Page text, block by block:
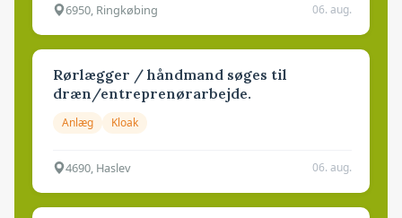
6950, Ringkøbing 06. aug.
Rørlægger / håndmand søges til
dræn/entreprenørarbejde.
Anlæg Kloak
4690, Haslev 06. aug.